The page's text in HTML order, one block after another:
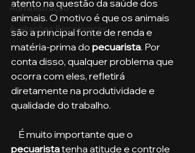
Administração
Avaliações Psicológicas
atento na questão da saúde dos
animais. O motivo é que os animais
são a principal fonte de renda e
matéria-prima do pecuarista. Por
conta disso, qualquer problema que
ocorra com eles, refletirá
diretamente na produtividade e
qualidade do trabalho.
    É muito importante que o
pecuarista tenha atitude e controle